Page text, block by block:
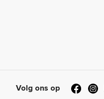
Volg ons op